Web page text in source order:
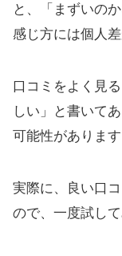
と、「まずいの
感じ方には個人差
口コミをよく見
しい」と書いて
可能性があります
実際に、良い口
ので、一度試し